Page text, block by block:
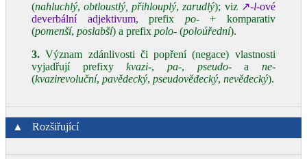
(nahluchlý,obtloustlý, přihlouplý,zarudlý); viz ↗‑l‑ové
deverbální adjektivum, prefix po‑+ komparativ
(pomenší, poslabší) a prefix polo‑ (poloúřední).
3. Význam zdánlivosti či popření (negace) vlastnosti
vyjadřují prefixykvazi‑, pa‑, pseudo‑a ne‑
(kvazirevoluční, pavědecký, pseudovědecký, nevědecký).
▲ Rozšiřující